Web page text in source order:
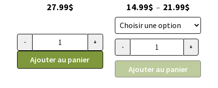
27.99$
quantité de Ensemble Happy Hoodie, col tube pour
- +
Ajouter au panier
noir
14.99$ – 21.99$Plage
de
prix :
14.99$
à
quantité de Col tube Happy
- +
Ajouter au panier